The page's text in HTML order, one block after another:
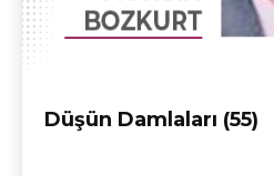
Düşün Damlaları (55)